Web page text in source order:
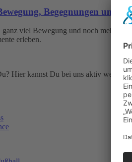
Begegnungen und
ganz viel Bewegung und noch mehr
erleben.
Hier kannst Du bei uns aktiv werden.